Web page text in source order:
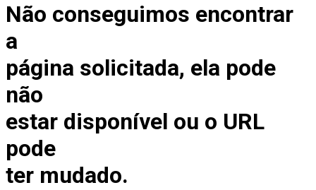
Não conseguimos encontrar
a
página solicitada, ela pode
não
estar disponível ou o URL
pode
ter mudado.